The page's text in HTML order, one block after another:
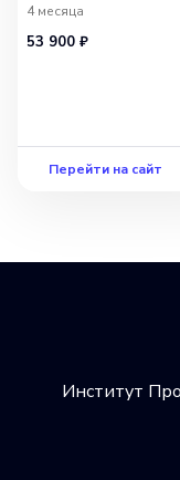
4 месяца
53 900 ₽
Перейти на сайт
Институт